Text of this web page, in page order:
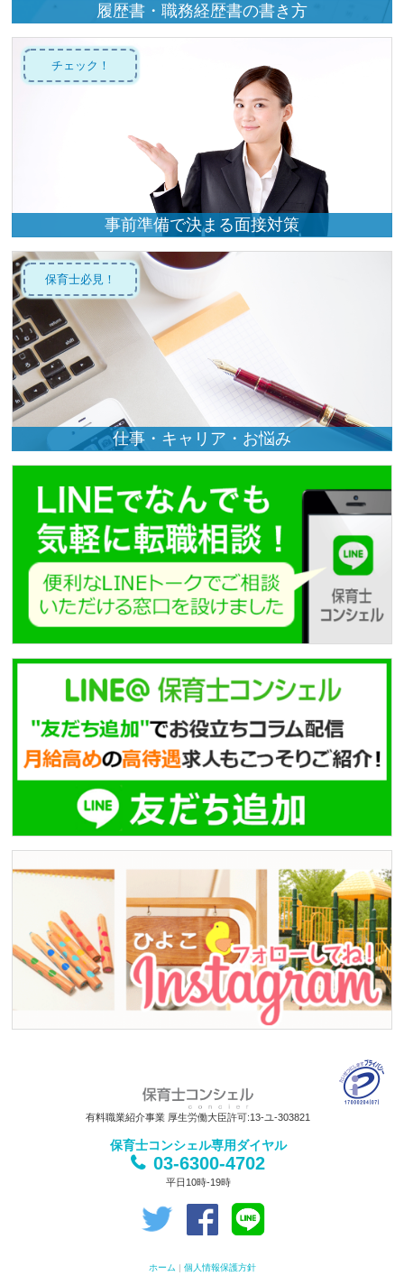
履歴書・職務経歴書の書き方
チェック！
事前準備で決まる面接対策
保育士必見！
仕事・キャリア・お悩み
有料職業紹介事業 厚生労働大臣許可:13-ユ-303821
保育士コンシェル専用ダイヤル
03-6300-4702
平日10時-19時
ホーム | 個人情報保護方針